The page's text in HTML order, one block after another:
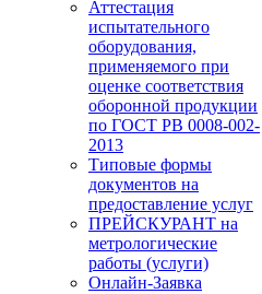
Аттестация
испытательного
оборудования,
применяемого при
оценке соответствия
оборонной продукции
по ГОСТ РВ 0008-002-
2013
Типовые формы
документов на
предоставление услуг
ПРЕЙСКУРАНТ на
метрологические
работы (услуги)
Онлайн-Заявка